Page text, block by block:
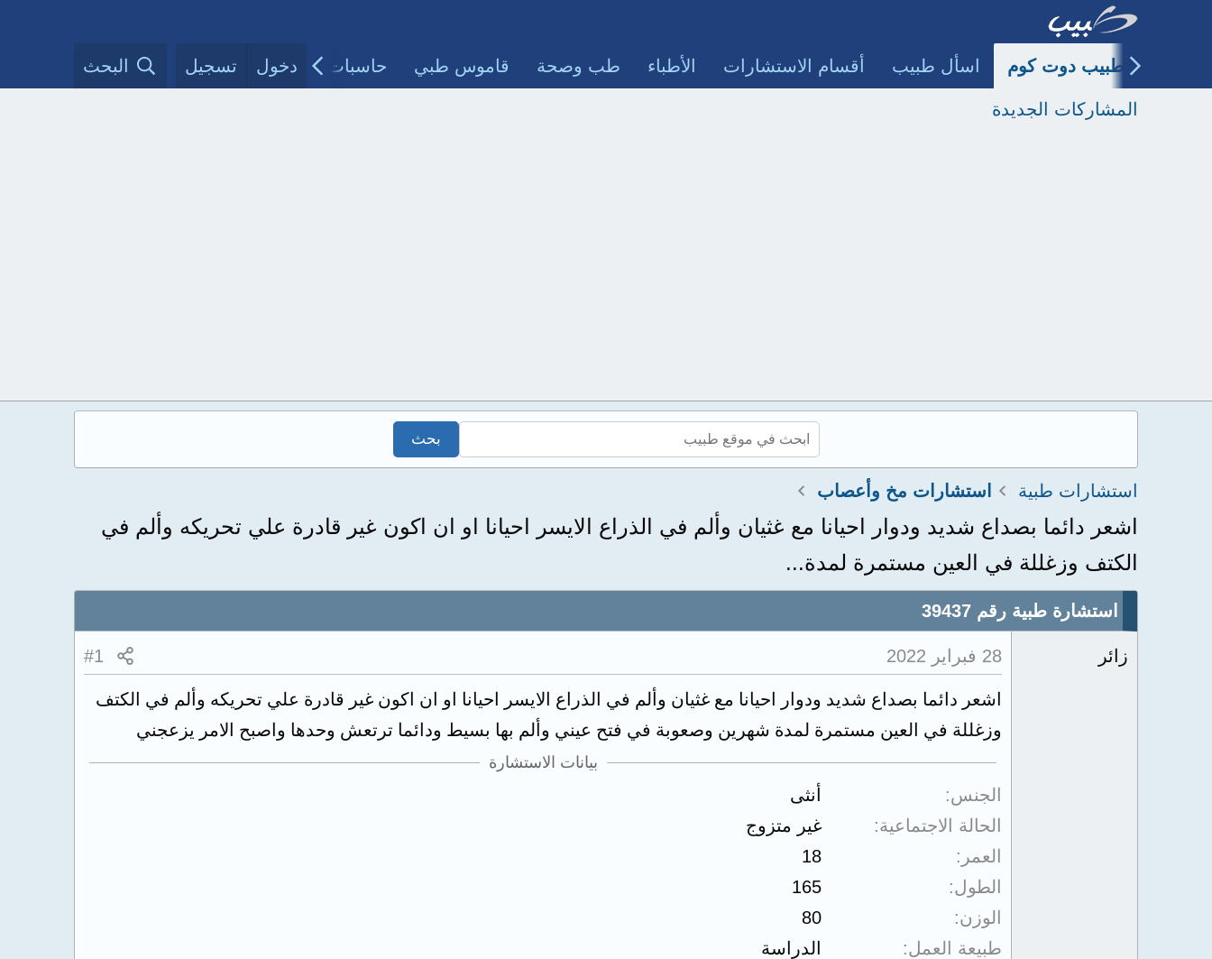
طبيب دوت كوم اسأل طبيب أقسام الاستشارات الأطباء طب وصحة قاموس طبي حاسبات طبية مقالات الأطباءدخول تسجيل البحث
المشاركات الجديدة
استشارات طبية استشارات مخ وأعصاب
اشعر دائما بصداع شديد ودوار احيانا مع غثيان وألم في الذراع الايسر احيانا او ان اكون غير قادرة علي تحريكه وألم في
الكتف وزغللة في العين مستمرة لمدة...
استشارة طبية رقم 39437
زائر 28 فبراير 2022 #1
اشعر دائما بصداع شديد ودوار احيانا مع غثيان وألم في الذراع الايسر احيانا او ان اكون غير قادرة علي تحريكه وألم في الكتف
وزغللة في العين مستمرة لمدة شهرين وصعوبة في فتح عيني وألم بها بسيط ودائما ترتعش وحدها واصبح الامر يزعجني
بيانات الاستشارة
الجنس
أنثى
الحالة الاجتماعية
غير متزوج
العمر
18
الطول
165
الوزن
80
طبيعة العمل
الدراسة